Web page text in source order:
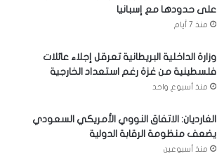
على حدودها مع إسبانيا
منذ 7 أيام
وزارة الداخلية البريطانية تعرقل إجلاء عائلات
فلسطينية من غزة رغم استعداد الخارجية
منذ أسبوع واحد
الغارديان: الاتفاق النووي الأمريكي السعودي
يضعف منظومة الرقابة الدولية
منذ أسبوعين